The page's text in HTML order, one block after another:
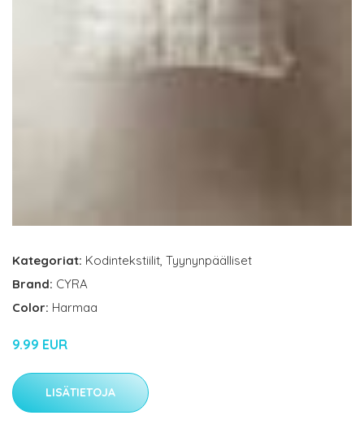
Kategoriat: Kodintekstiilit, Tyynynpäälliset
Brand: CYRA
Color: Harmaa
9.99 EUR
LISÄTIETOJA